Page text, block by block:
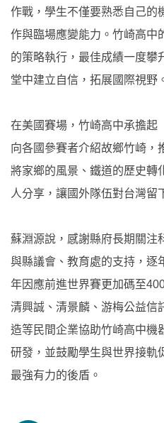
作戰，學生不僅要熟悉自己的
作與臨場應變能力。竹崎高中
的策略執行，最佳成績一度攀
堂中建立自信，拓展國際視野
在美國賽場，竹崎高中承擔起
向各國參賽者介紹故鄉竹崎，
將家鄉的風景、鐵道的歷史轉
人分享，讓國外隊伍對台灣留
蘇淵源說，感謝縣府長期關注
與縣議會、教育處的支持，逐
年因應前進世界賽更加碼至
清興誠、清景麟、游梅公益信
造等民間企業協助竹崎高中機
研發，並鼓勵學生與世界接軌
最強有力的後盾。